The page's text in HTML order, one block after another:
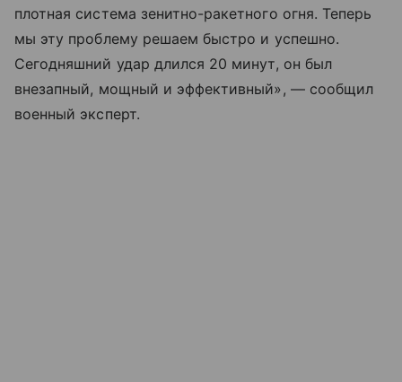
плотная система зенитно-ракетного огня. Теперь
мы эту проблему решаем быстро и успешно.
Сегодняшний удар длился 20 минут, он был
внезапный, мощный и эффективный», — сообщил
военный эксперт.